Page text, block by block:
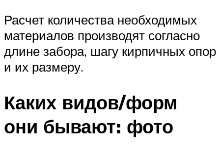
Расчет количества необходимых
материалов производят согласно
длине забора, шагу кирпичных опор
и их размеру.
Каких видов/форм
они бывают: фото